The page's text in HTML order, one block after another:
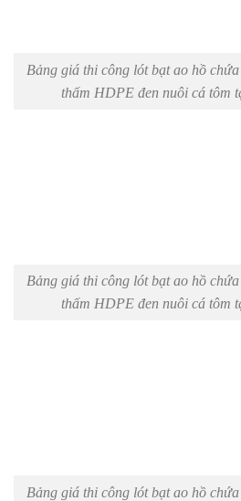
Bảng giá thi công lót bạt ao hồ
thấm HDPE đen nuôi cá tôm
Bảng giá thi công lót bạt ao hồ
thấm HDPE đen nuôi cá tôm
Bảng giá thi công lót bạt ao hồ